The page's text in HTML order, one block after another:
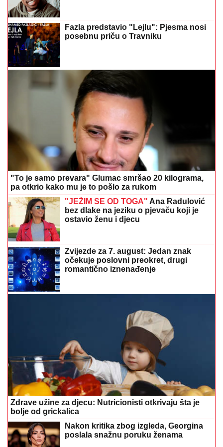
Fazla predstavio "Lejlu": Pjesma nosi
posebnu priču o Travniku
"To je samo prevara" Glumac smršao 20 kilograma,
pa otkrio kako mu je to pošlo za rukom
"JEŽIM SE OD TOGA" Ana Radulović
bez dlake na jeziku o pjevaču koji je
ostavio ženu i djecu
Zvijezde za 7. august: Jedan znak
očekuje poslovni preokret, drugi
romantično iznenađenje
Zdrave užine za djecu: Nutricionisti otkrivaju šta je
bolje od grickalica
Nakon kritika zbog izgleda, Georgina
poslala snažnu poruku ženama